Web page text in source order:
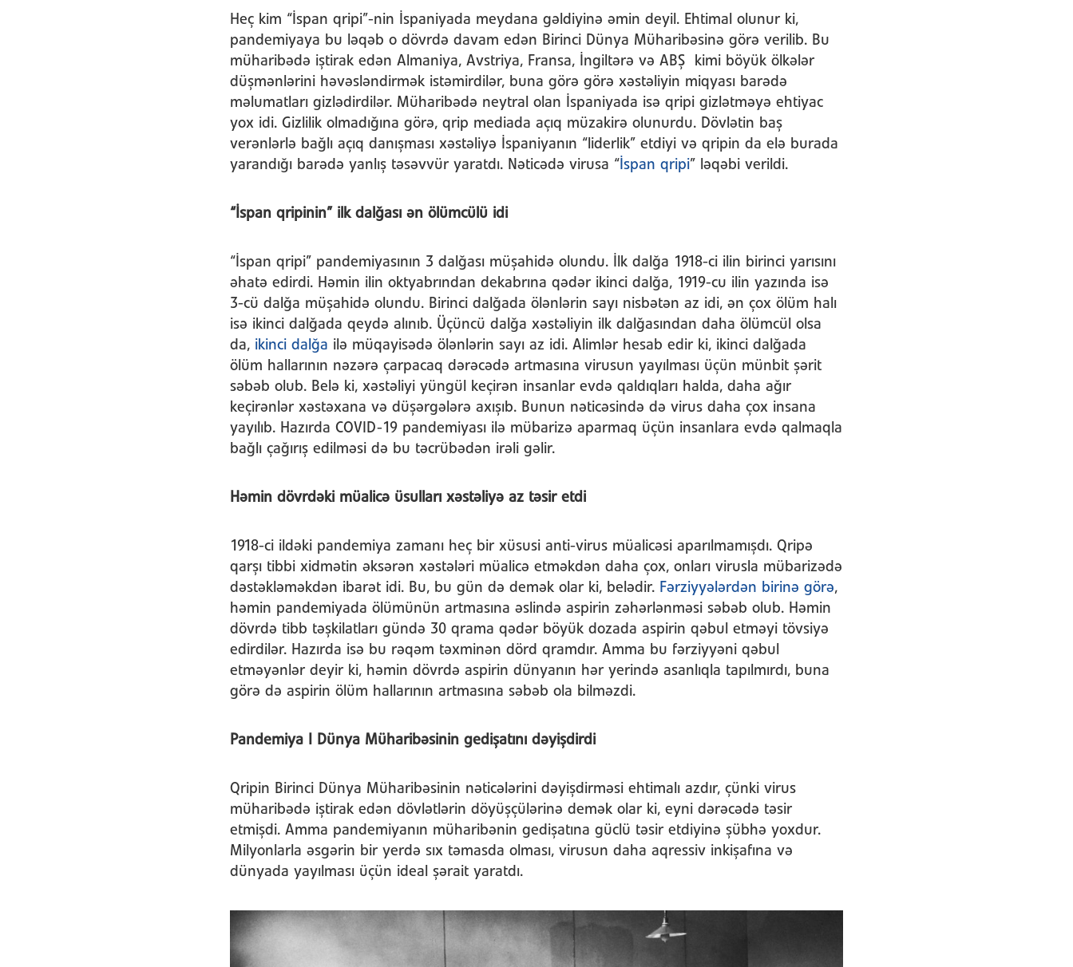
Heç kim “İspan qripi”-nin İspaniyada meydana gəldiyinə əmin deyil. Ehtimal olunur ki,
pandemiyaya bu ləqəb o dövrdə davam edən Birinci Dünya Müharibəsinə görə verilib. Bu
müharibədə iştirak edən Almaniya, Avstriya, Fransa, İngiltərə və ABŞ kimi böyük ölkələr
düşmənlərini həvəsləndirmək istəmirdilər, buna görə görə xəstəliyin miqyası barədə
məlumatları gizlədirdilər. Müharibədə neytral olan İspaniyada isə qripi gizlətməyə ehtiyac
yox idi. Gizlilik olmadığına görə, qrip mediada açıq müzakirə olunurdu. Dövlətin baş
verənlərlə bağlı açıq danışması xəstəliyə İspaniyanın “liderlik” etdiyi və qripin da elə burada
yarandığı barədə yanlış təsəvvür yaratdı. Nəticədə virusa “ İspan qripi” ləqəbi verildi.
“İspan qripinin” ilk dalğası ən ölümcülü idi
“İspan qripi” pandemiyasının 3 dalğası müşahidə olundu. İlk dalğa 1918-ci ilin birinci yarısını
əhatə edirdi. Həmin ilin oktyabrından dekabrına qədər ikinci dalğa, 1919-cu ilin yazında isə
3-cü dalğa müşahidə olundu. Birinci dalğada ölənlərin sayı nisbətən az idi, ən çox ölüm halı
isə ikinci dalğada qeydə alınıb. Üçüncü dalğa xəstəliyin ilk dalğasından daha ölümcül olsa
da, ikinci dalğa ilə müqayisədə ölənlərin sayı az idi. Alimlər hesab edir ki, ikinci dalğada
ölüm hallarının nəzərə çarpacaq dərəcədə artmasına virusun yayılması üçün münbit şərit
səbəb olub. Belə ki, xəstəliyi yüngül keçirən insanlar evdə qaldıqları halda, daha ağır
keçirənlər xəstəxana və düşərgələrə axışıb. Bunun nəticəsində də virus daha çox insana
yayılıb. Hazırda COVID-19 pandemiyası ilə mübarizə aparmaq üçün insanlara evdə qalmaqla
bağlı çağırış edilməsi də bu təcrübədən irəli gəlir.
Həmin dövrdəki müalicə üsulları xəstəliyə az təsir etdi
1918-ci ildəki pandemiya zamanı heç bir xüsusi anti-virus müalicəsi aparılmamışdı. Qripə
qarşı tibbi xidmətin əksərən xəstələri müalicə etməkdən daha çox, onları virusla mübarizədə
dəstəkləməkdən ibarət idi. Bu, bu gün də demək olar ki, belədir. Fərziyyələrdən birinə görə,
həmin pandemiyada ölümünün artmasına əslində aspirin zəhərlənməsi səbəb olub. Həmin
dövrdə tibb təşkilatları gündə 30 qrama qədər böyük dozada aspirin qəbul etməyi tövsiyə
edirdilər. Hazırda isə bu rəqəm təxminən dörd qramdır. Amma bu fərziyyəni qəbul
etməyənlər deyir ki, həmin dövrdə aspirin dünyanın hər yerində asanlıqla tapılmırdı, buna
görə də aspirin ölüm hallarının artmasına səbəb ola bilməzdi.
Pandemiya I Dünya Müharibəsinin gedişatını dəyişdirdi
Qripin Birinci Dünya Müharibəsinin nəticələrini dəyişdirməsi ehtimalı azdır, çünki virus
müharibədə iştirak edən dövlətlərin döyüşçülərinə demək olar ki, eyni dərəcədə təsir
etmişdi. Amma pandemiyanın müharibənin gedişatına güclü təsir etdiyinə şübhə yoxdur.
Milyonlarla əsgərin bir yerdə sıx təmasda olması, virusun daha aqressiv inkişafına və
dünyada yayılması üçün ideal şərait yaratdı.